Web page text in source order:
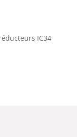
IC34